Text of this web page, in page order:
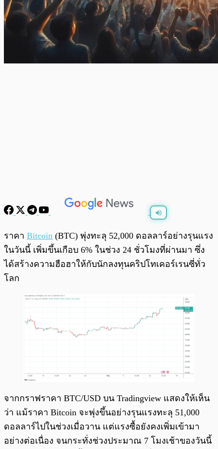
0:00 /
ราคา Bitcoin (BTC) พุ่งทะลุ 52,000 ดอลลาร์อย่างรุนแรง
ในวันนี้ เพิ่มขึ้นเกือบ 6% ในช่วง 24 ชั่วโมงที่ผ่านมา ซึ่ง
ได้สร้างความฮือฮาให้กับนักลงทุนคริปโทเคอร์เรนซี่ทั่ว
โลก
จากกราฟราคา BTC/USD บน Tradingview แสดงให้เห็น
ว่า แม้ราคา Bitcoin จะพุ่งขึ้นอย่างรุนแรงทะลุ 51,000
ดอลลาร์ไปในช่วงเมื่อวาน แต่แรงซื้อยังคงเพิ่มเข้ามา
อย่างต่อเนื่อง จนกระทั่งช่วงประมาณ 7 โมงเช้าของวันนี้